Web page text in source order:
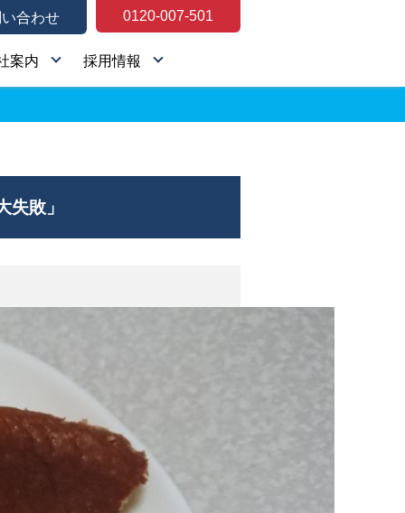
合わせ 0120-007-501
案内 採用情報
敗」